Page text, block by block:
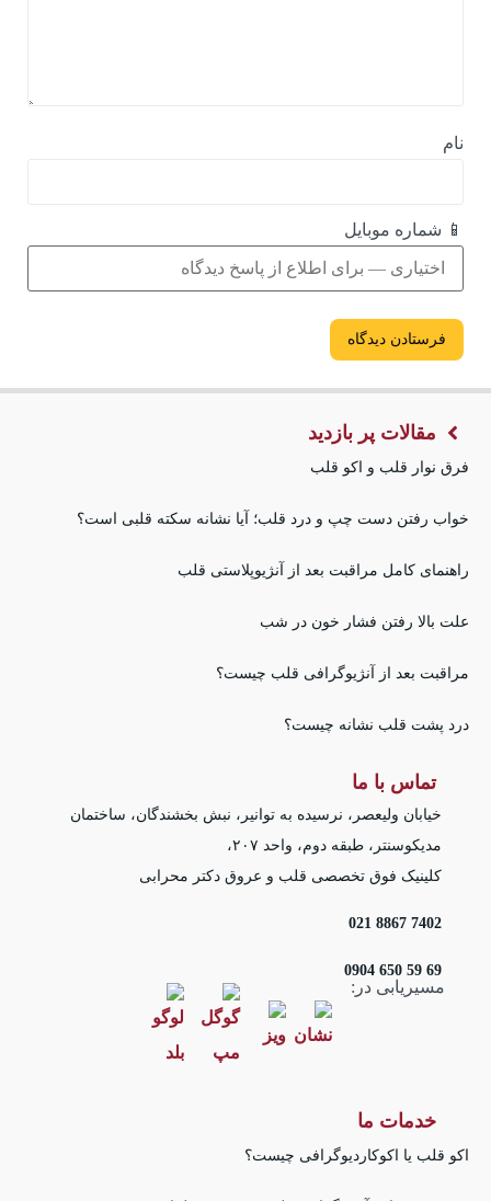
نام
📱 شماره موبایل
مقالات پر بازدید
فرق نوار قلب و اکو قلب
خواب رفتن دست چپ و درد قلب؛ آیا نشانه سکته قلبی است؟
راهنمای کامل مراقبت بعد از آنژیوپلاستی قلب
علت بالا رفتن فشار خون در شب
مراقبت بعد از آنژیوگرافی قلب چیست؟
درد پشت قلب نشانه چیست؟
تماس با ما
خیابان ولیعصر، نرسیده به توانیر، نبش بخشندگان، ساختمان
مدیکوسنتر، طبقه دوم، واحد ۲۰۷،
کلینیک فوق تخصصی قلب و عروق دکتر محرابی
7402 8867 021
69 59 650 0904
مسیریابی در:
خدمات ما
اکو قلب یا اکوکاردیوگرافی چیست؟